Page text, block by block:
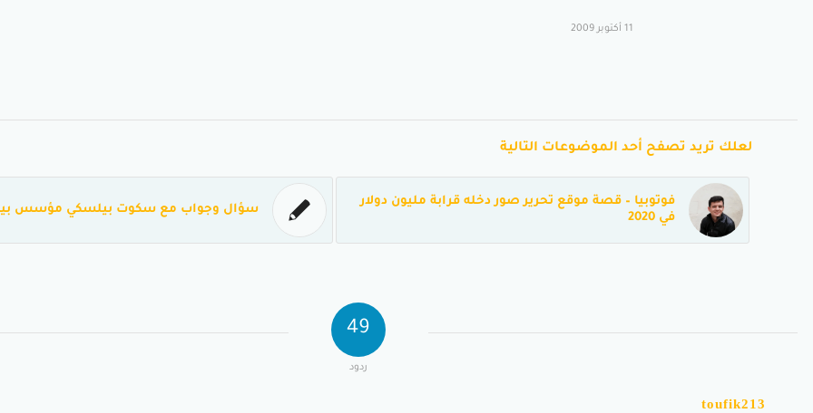
11 أكتوبر 2009
لعلك تريد تصفح أحد الموضوعات التالية
سؤال وجواب مع سكوت بيلسكي مؤسس
فوتوبيا – قصة موقع تحرير صور دخله قرابة مليون دولار
في 2020
49
ردود
toufik213